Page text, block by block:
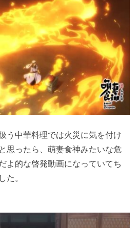
う中華料理では火災に気を付け
思ったら、萌妻食神みたいな危
よ的な啓発動画になっていてち
た。